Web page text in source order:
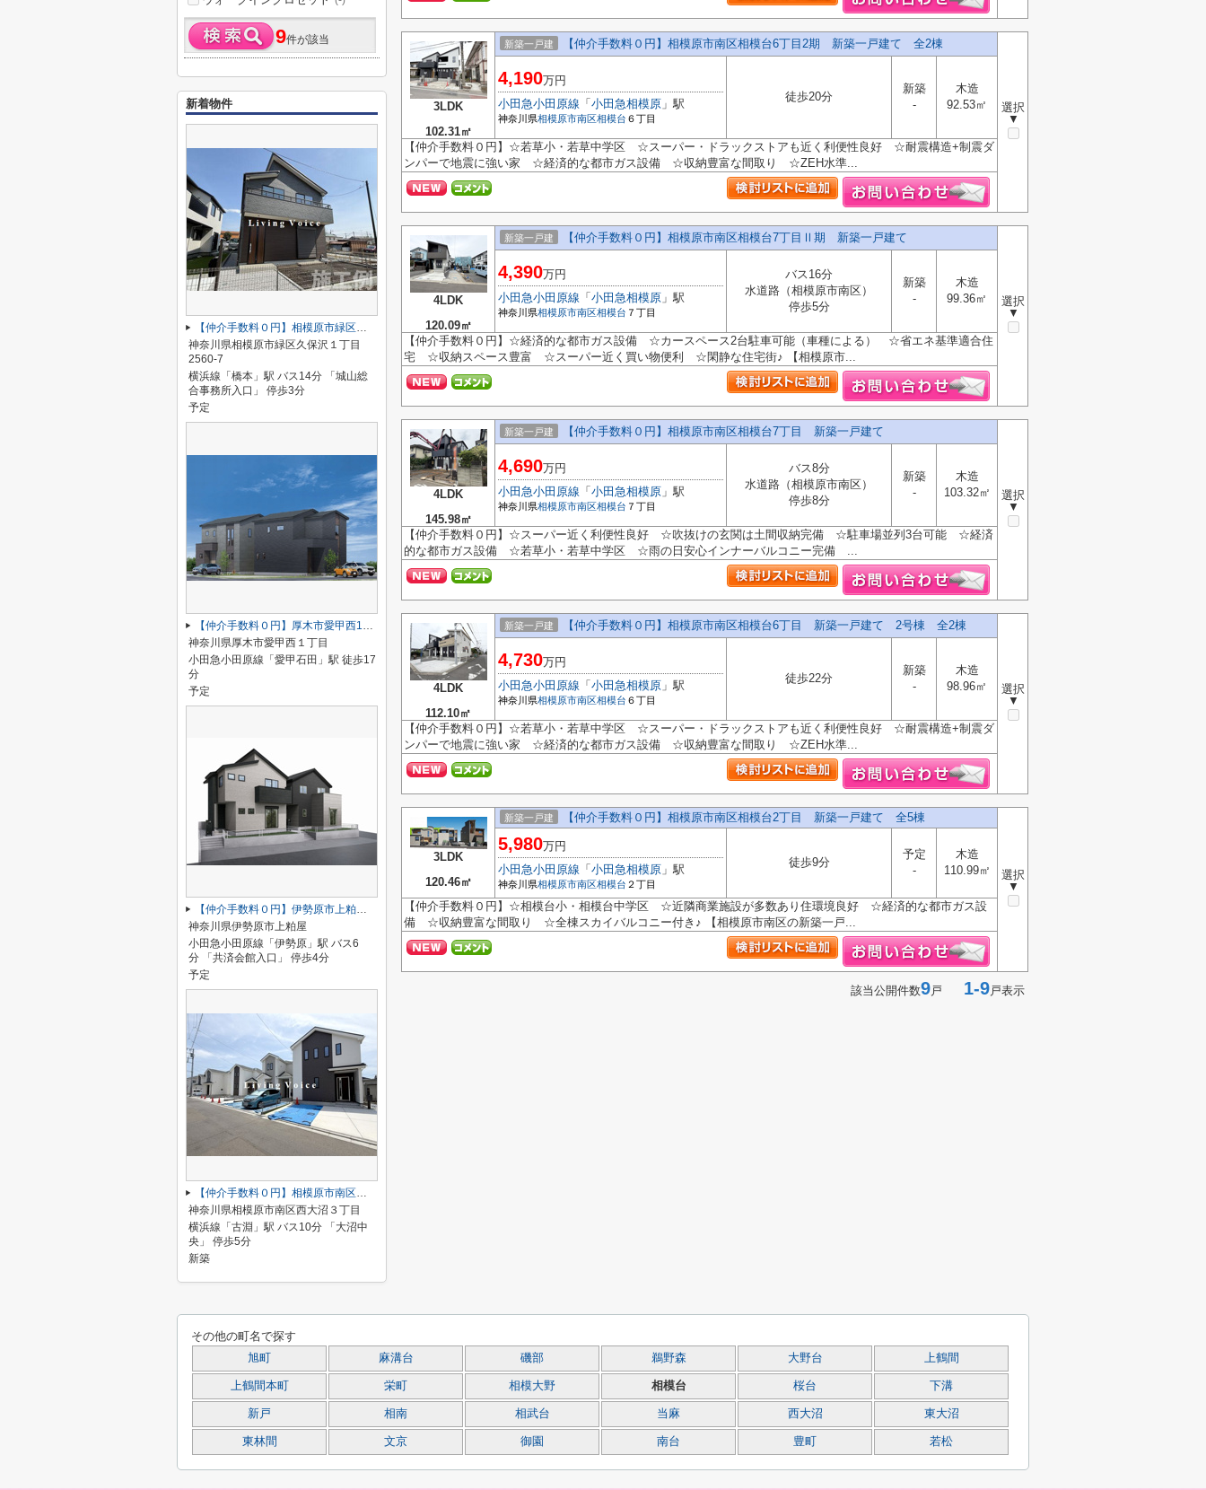
3LDK
102.31㎡
新築一戸建 【仲介手数料０円】相模原市南区相模台6丁目2期 新築一戸建て 全2棟
選択
▼
4,190万円
小田急小田原線 「 小田急相模原 」駅
神奈川県相模原市南区相模台 ６丁目
徒歩20分
新築
-
木造
92.53㎡
【仲介手数料０円】☆若草小・若草中学区 ☆スーパー・ドラックストアも近く利便性良好 ☆耐震構造+制震ダ
ンパーで地震に強い家 ☆経済的な都市ガス設備 ☆収納豊富な間取り ☆ZEH水準...
4LDK
120.09㎡
新築一戸建 【仲介手数料０円】相模原市南区相模台7丁目Ⅱ期 新築一戸建て
選択
▼
4,390万円
小田急小田原線 「 小田急相模原 」駅
神奈川県相模原市南区相模台 ７丁目
バス16分
水道路（相模原市南区）
停歩5分
新築
-
木造
99.36㎡
【仲介手数料０円】☆経済的な都市ガス設備 ☆カースペース2台駐車可能（車種による） ☆省エネ基準適合住
宅 ☆収納スペース豊富 ☆スーパー近く買い物便利 ☆閑静な住宅街♪ 【相模原市...
4LDK
145.98㎡
新築一戸建 【仲介手数料０円】相模原市南区相模台7丁目 新築一戸建て
選択
▼
4,690万円
小田急小田原線 「 小田急相模原 」駅
神奈川県相模原市南区相模台 ７丁目
バス8分
水道路（相模原市南区）
停歩8分
新築
-
木造
103.32㎡
【仲介手数料０円】☆スーパー近く利便性良好 ☆吹抜けの玄関は土間収納完備 ☆駐車場並列3台可能 ☆経済
的な都市ガス設備 ☆若草小・若草中学区 ☆雨の日安心インナーバルコニー完備 ...
4LDK
112.10㎡
新築一戸建 【仲介手数料０円】相模原市南区相模台6丁目 新築一戸建て 2号棟 全2棟
選択
▼
4,730万円
小田急小田原線 「 小田急相模原 」駅
神奈川県相模原市南区相模台 ６丁目
徒歩22分
新築
-
木造
98.96㎡
【仲介手数料０円】☆若草小・若草中学区 ☆スーパー・ドラックストアも近く利便性良好 ☆耐震構造+制震ダ
ンパーで地震に強い家 ☆経済的な都市ガス設備 ☆収納豊富な間取り ☆ZEH水準...
3LDK
120.46㎡
新築一戸建 【仲介手数料０円】相模原市南区相模台2丁目 新築一戸建て 全5棟
選択
▼
5,980万円
小田急小田原線 「 小田急相模原 」駅
神奈川県相模原市南区相模台 ２丁目
徒歩9分
予定
-
木造
110.99㎡
【仲介手数料０円】☆相模台小・相模台中学区 ☆近隣商業施設が多数あり住環境良好 ☆経済的な都市ガス設
備 ☆収納豊富な間取り ☆全棟スカイバルコニー付き♪ 【相模原市南区の新築一戸...
該当公開件数9戸 1-9戸表示
9件が該当
新着物件
【仲介手数料０円】相模原市緑区久保沢1丁目 新築一戸建て 4号棟
神奈川県相模原市緑区久保沢１丁目
2560-7
横浜線「橋本」駅 バス14分 「城山総
合事務所入口」 停歩3分
予定
【仲介手数料０円】厚木市愛甲西1丁目 新築一戸建て 1号棟
神奈川県厚木市愛甲西１丁目
小田急小田原線「愛甲石田」駅 徒歩17
分
予定
【仲介手数料０円】伊勢原市上粕屋第2期 新築一戸建て 1号棟 全2棟
神奈川県伊勢原市上粕屋
小田急小田原線「伊勢原」駅 バス6
分 「共済会館入口」 停歩4分
予定
【仲介手数料０円】相模原市南区西大沼3丁目 新築一戸建て 全14棟
神奈川県相模原市南区西大沼３丁目
横浜線「古淵」駅 バス10分 「大沼中
央」 停歩5分
新築
その他の町名で探す
旭町 麻溝台 磯部 鵜野森 大野台 上鶴間
上鶴間本町 栄町 相模大野 相模台 桜台 下溝
新戸 相南 相武台 当麻 西大沼 東大沼
東林間 文京 御園 南台 豊町 若松